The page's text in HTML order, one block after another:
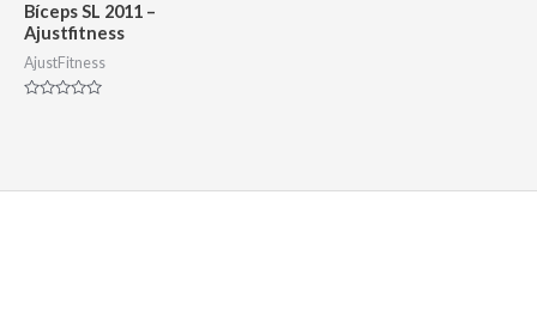
Bíceps SL 2011 –
Ajustfitness
AjustFitness